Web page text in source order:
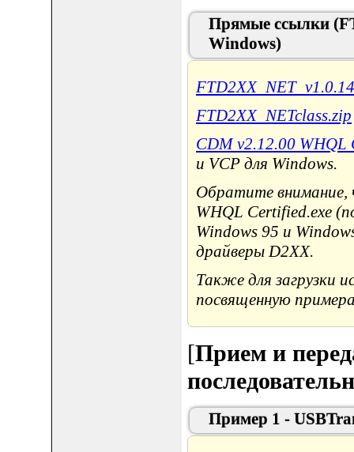
Прямые ссылки
Windows)
FTD2XX_NETclass.zip
CDM v2.12.00 WHQL
и VCP для Windows.
Обратите внимание,
WHQL Certified.exe
Windows 95 и
драйверы D2XX.
Также для загрузки
посвященную
[Прием и
Пример 1 -